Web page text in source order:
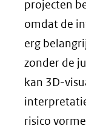
projecten
omdat de
erg
zonder de
kan 3D-
risico